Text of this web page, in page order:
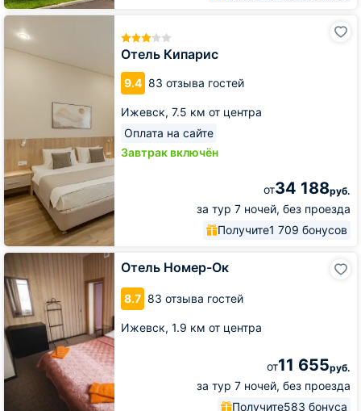
Отель Кипарис
9.4 83 отзыва гостей
Ижевск, 7.5 км от центра
Оплата на сайте
Завтрак включён
от34 188руб.
за тур 7 ночей, без проезда
Получите1 709 бонусов
Отель
Кипарис
Отель Номер-Ок
8.7 83 отзыва гостей
Ижевск, 1.9 км от центра
от11 655руб.
за тур 7 ночей, без проезда
Получите583 бонуса
Отель
Номер-
Ок